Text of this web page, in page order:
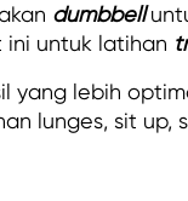
dumbbell
ini untuk latihan
yang lebih
lunges, sit up,